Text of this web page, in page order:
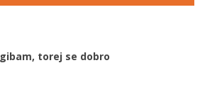
gibam, torej se dobro